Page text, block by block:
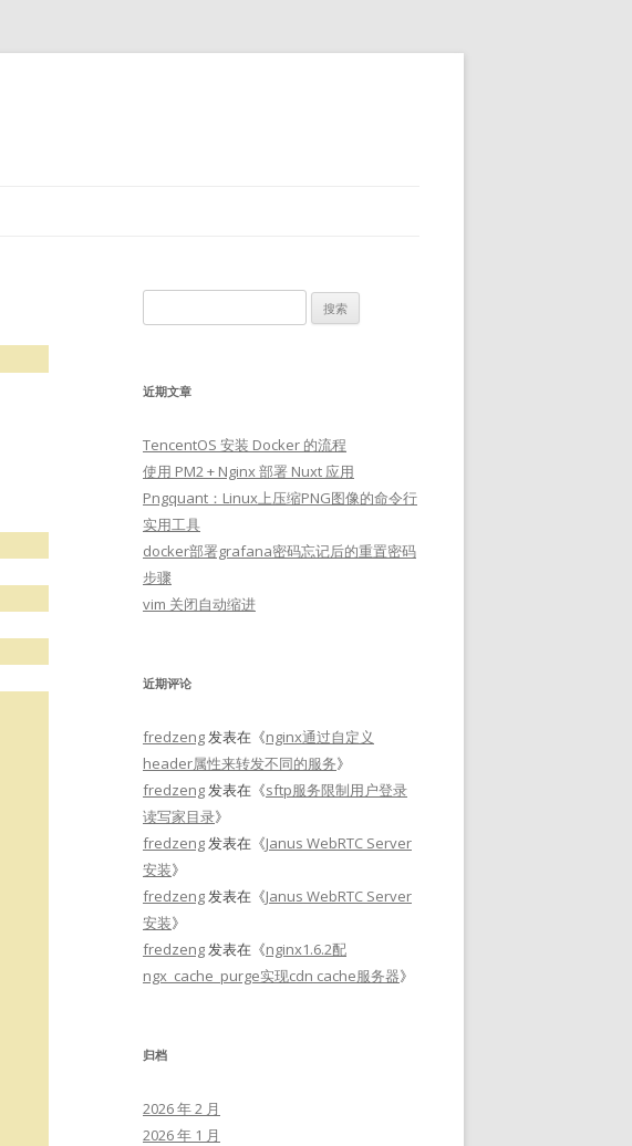
索：
近期文章
TencentOS 安装 Docker 的流程
使用 PM2 + Nginx 部署 Nuxt 应用
Pngquant：Linux上压缩PNG图像的命令行
实用工具
docker部署grafana密码忘记后的重置密码
步骤
vim 关闭自动缩进
近期评论
fredzeng发表在《nginx通过自定义
header属性来转发不同的服务》
fredzeng发表在《sftp服务限制用户登录
读写家目录》
fredzeng发表在《Janus WebRTC Server
安装》
fredzeng发表在《Janus WebRTC Server
安装》
fredzeng发表在《nginx1.6.2配
ngx_cache_purge实现cdn cache服务器》
归档
2026 年 2 月
2026 年 1 月